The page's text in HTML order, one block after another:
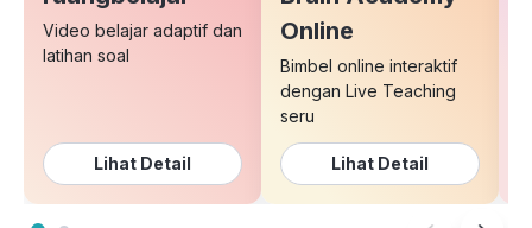
Video belajar adaptif dan
latihan soal
Lihat Detail
Online
Bimbel online interaktif
dengan Live Teaching
seru
Lihat Detail